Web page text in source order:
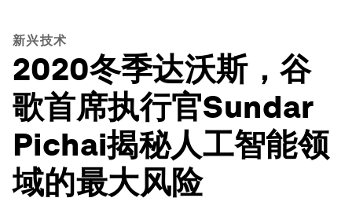
新兴技术
2020冬季达沃斯，谷
歌首席执行官Sundar
Pichai揭秘人工智能领
域的最大风险